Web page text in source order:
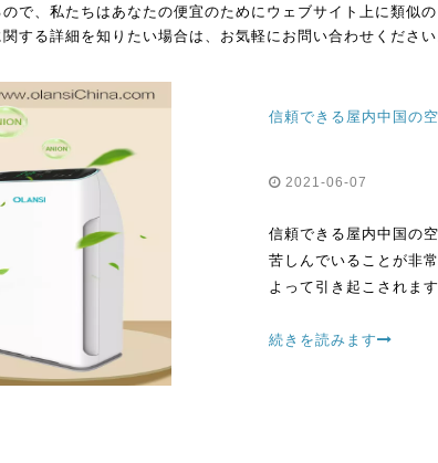
で、私たちはあなたの便宜のためにウェブサイト上に類似
する詳細を知りたい場合は、お気軽にお問い合わせください
信頼できる屋内中国の
2021-06-07
信頼できる屋内中国の
苦しんでいることが非
よって引き起こされま
続きを読みます